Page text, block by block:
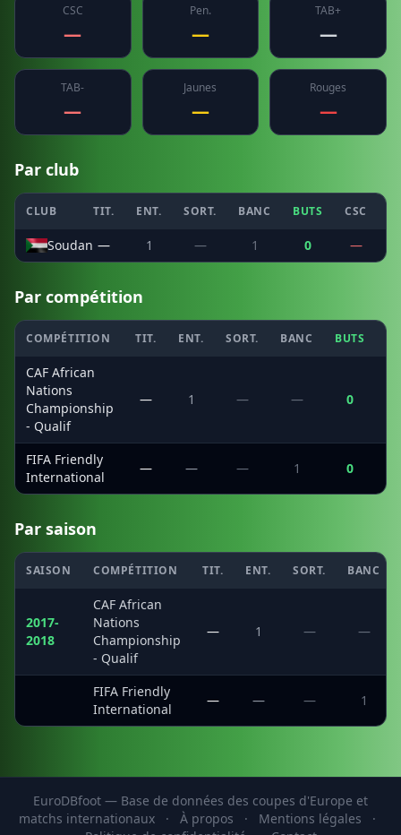
CSC
—
Pen.
—
TAB+
—
TAB-
—
Jaunes
—
Rouges
—
Par club
CLUB TIT. ENT. SORT. BANC BUTS CSC
Soudan — 1 — 1 0 —
Par compétition
COMPÉTITION TIT. ENT. SORT. BANC BUTS
CAF African
Nations
Championship
- Qualif
— 1 — — 0
FIFA Friendly
International
— — — 1 0
Par saison
SAISON COMPÉTITION TIT. ENT. SORT. BANC
2017-
2018
CAF African
Nations
Championship
- Qualif
— 1 — —
FIFA Friendly
International
— — — 1
EuroDBfoot — Base de données des coupes d'Europe et
matchs internationaux
· À propos · Mentions légales
·